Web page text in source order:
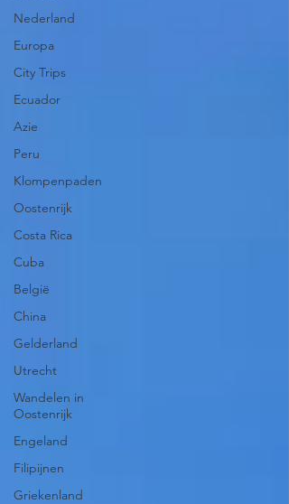
Nederland
Europa
City Trips
Ecuador
Azie
Peru
Klompenpaden
Oostenrijk
Costa Rica
Cuba
België
China
Gelderland
Utrecht
Wandelen in
Oostenrijk
Engeland
Filipijnen
Griekenland